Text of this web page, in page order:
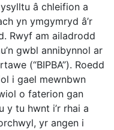
â chleifion a
yn ymgymryd â’r
Rwyf am ailadrodd
gwbl annibynnol ar
(“BIPBA”). Roedd
i gael mewnbwn
o faterion gan
y tu hwnt i’r rhai a
yr angen i